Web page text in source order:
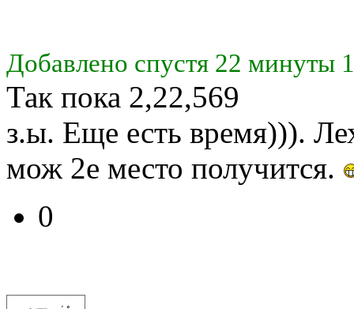
Добавлено спустя 22 минуты
Так пока 2,22,569
з.ы. Еще есть время))).
мож 2е место получится.
0